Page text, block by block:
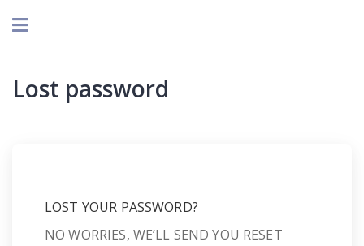
Lost password
LOST YOUR PASSWORD?
NO WORRIES, WE’LL SEND YOU RESET